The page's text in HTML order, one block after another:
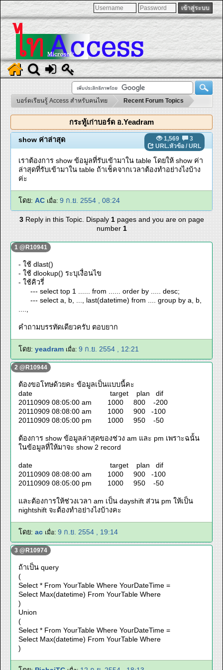
บอร์ดเรียนรู้ Access สำหรับคนไทย Recent Forum Topics
กระทู้เก่าบอร์ด อ.Yeadram
1,569
3
URL.หัวข้อ / URL
show ค่าล่าสุด
เราต้องการ show ข้อมูลที่รับเข้ามาใน table โดยให้ show ค่า
ล่าสุดที่รับเข้ามาใน table ถ้าเช็คจากเวลาต้องทำอย่างไงบ้าง
ค่ะ
โดย: AC เมื่อ: 9 ก.ย. 2554 , 08:24
3Reply in this Topic. Dispaly 1 pages and you are on page
number 1
1 @R10941
- ใช้ dlast()
- ใช้ dlookup() ระบุเงื่อนไข
- ใช้คิวรี่
--- select top 1 ...... from ...... order by ..... desc;
--- select a, b, ..., last(datetime) from .... group by a, b,
คำถามบรรทัดเดียวครับ ตอบยาก
โดย: yeadram เมื่อ: 9 ก.ย. 2554 , 12:21
2 @R10944
ต้องขอโทษด้วยคะ ข้อมูลเป็นแบบนี้คะ
date target plan dif
20110909 08:05:00 am 1000 800 -200
20110909 08:08:00 am 1000 900 -100
20110909 08:05:00 pm 1000 950 -50
ต้องการ show ข้อมูลล่าสุดของช่วง am และ pm เพราะฉนั้น
ในข้อมูลที่ให้มาจะ show 2 record
date target plan dif
20110909 08:08:00 am 1000 900 -100
20110909 08:05:00 pm 1000 950 -50
และต้องการให้ช่วงเวลา am เป็น dayshift ส่วน pm ให้เป็น
nightshift จะต้องทำอย่างไงบ้างคะ
โดย: ac เมื่อ: 9 ก.ย. 2554 , 19:14
3 @R10974
ถ้าเป็น query
(
Select * From YourTable Where YourDateTime =
Select Max(datetime) From YourTable Where
)
Union
(
Select * From YourTable Where YourDateTime =
Select Max(datetime) From YourTable Where
)